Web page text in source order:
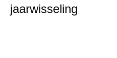
jaarwisseling